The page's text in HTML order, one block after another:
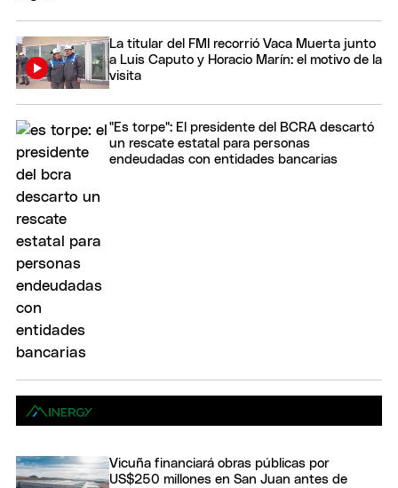
La titular del FMI recorrió Vaca Muerta junto
a Luis Caputo y Horacio Marín: el motivo de la
visita
"Es torpe": El presidente del BCRA descartó
un rescate estatal para personas
endeudadas con entidades bancarias
Vicuña financiará obras públicas por
US$250 millones en San Juan antes de